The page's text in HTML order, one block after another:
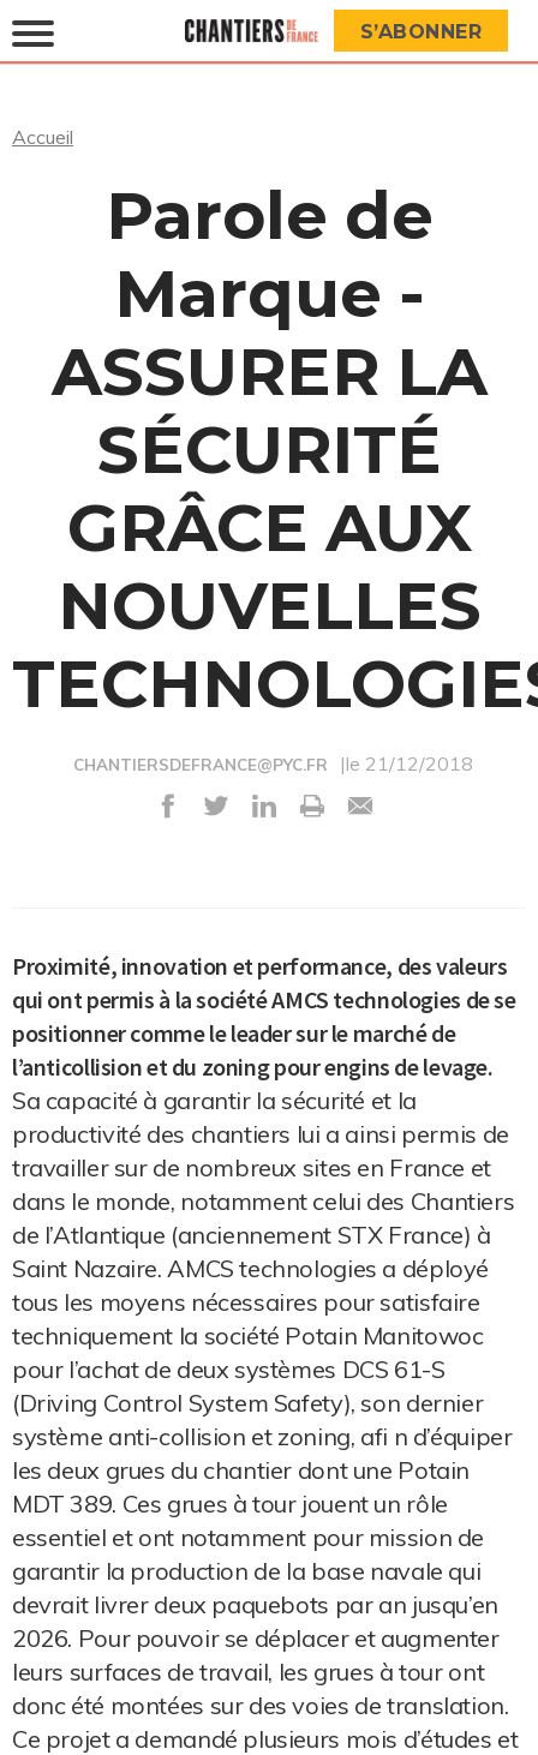
S’ABONNER
Accueil
Parole de
Marque -
ASSURER LA
SÉCURITÉ
GRÂCE AUX
NOUVELLES
CHANTIERSDEFRANCE@PYC.FR |le 21/12/2018
Proximité, innovation et performance, des valeurs
qui ont permis à la société AMCS technologies de se
positionner comme le leader sur le marché de
l’anticollision et du zoning pour engins de levage.
Sa capacité à garantir la sécurité et la
productivité des chantiers lui a ainsi permis de
travailler sur de nombreux sites en France et
dans le monde, notamment celui des Chantiers
de l’Atlantique (anciennement STX France) à
Saint Nazaire. AMCS technologies a déployé
tous les moyens nécessaires pour satisfaire
techniquement la société Potain Manitowoc
pour l’achat de deux systèmes DCS 61-S
(Driving Control System Safety), son dernier
système anti-collision et zoning, afi n d’équiper
les deux grues du chantier dont une Potain
MDT 389. Ces grues à tour jouent un rôle
essentiel et ont notamment pour mission de
garantir la production de la base navale qui
devrait livrer deux paquebots par an jusqu’en
2026. Pour pouvoir se déplacer et augmenter
leurs surfaces de travail, les grues à tour ont
donc été montées sur des voies de translation.
Ce projet a demandé plusieurs mois d’études et